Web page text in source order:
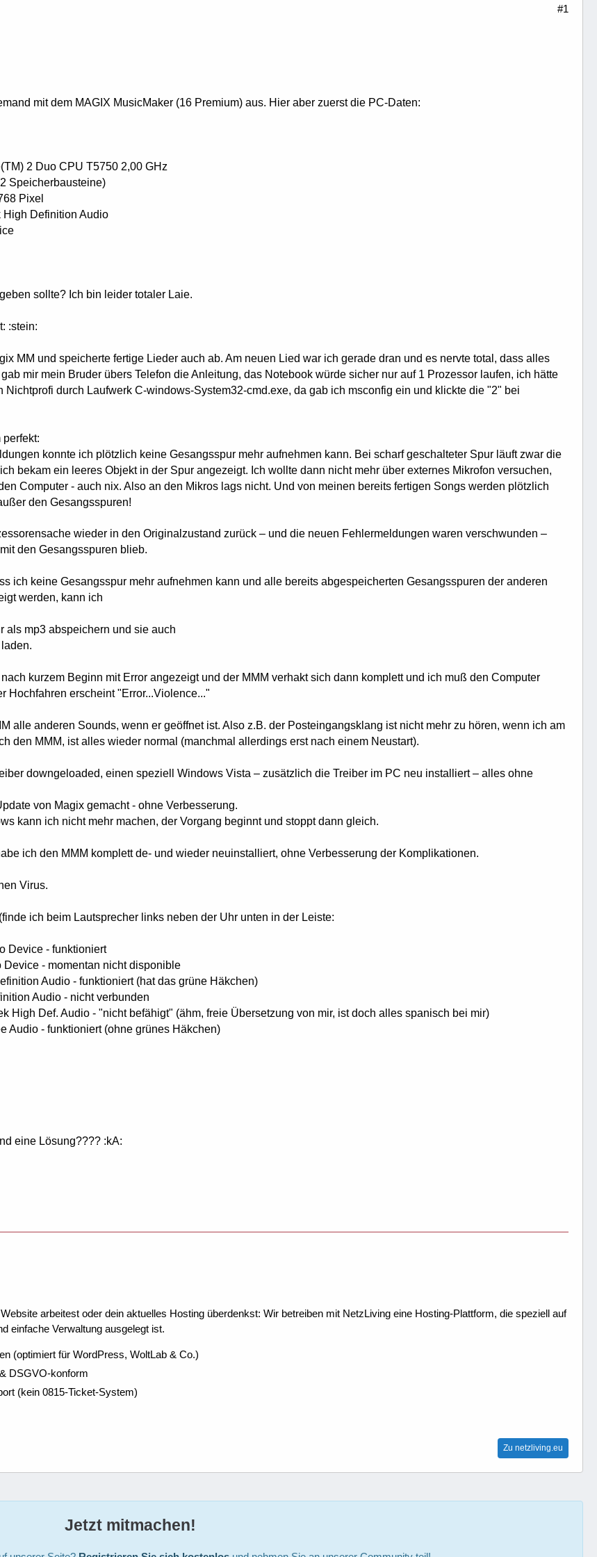
#1
mit dem MAGIX MusicMaker (16 Premium) aus. Hier aber zuerst die PC-Daten:
2 Duo CPU T5750 2,00 GHz
Speicherbausteine)
Pixel
Definition Audio
sollte? Ich bin leider totaler Laie.
:stein:
MM und speicherte fertige Lieder auch ab. Am neuen Lied war ich gerade dran und es nervte total, dass alles
gab mir mein Bruder übers Telefon die Anleitung, das Notebook würde sicher nur auf 1 Prozessor laufen, ich hätte
Nichtprofi durch Laufwerk C-windows-System32-cmd.exe, da gab ich msconfig ein und klickte die "2" bei
konnte ich plötzlich keine Gesangsspur mehr aufnehmen kann. Bei scharf geschalteter Spur läuft zwar die
bekam ein leeres Objekt in der Spur angezeigt. Ich wollte dann nicht mehr über externes Mikrofon versuchen,
Computer - auch nix. Also an den Mikros lags nicht. Und von meinen bereits fertigen Songs werden plötzlich
den Gesangsspuren!
wieder in den Originalzustand zurück – und die neuen Fehlermeldungen waren verschwunden –
den Gesangsspuren blieb.
ich keine Gesangsspur mehr aufnehmen kann und alle bereits abgespeicherten Gesangsspuren der anderen
werden, kann ich
als mp3 abspeichern und sie auch
kurzem Beginn mit Error angezeigt und der MMM verhakt sich dann komplett und ich muß den Computer
Hochfahren erscheint "Error...Violence..."
alle anderen Sounds, wenn er geöffnet ist. Also z.B. der Posteingangsklang ist nicht mehr zu hören, wenn ich am
den MMM, ist alles wieder normal (manchmal allerdings erst nach einem Neustart).
downgeloaded, einen speziell Windows Vista – zusätzlich die Treiber im PC neu installiert – alles ohne
von Magix gemacht - ohne Verbesserung.
kann ich nicht mehr machen, der Vorgang beginnt und stoppt dann gleich.
ich den MMM komplett de- und wieder neuinstalliert, ohne Verbesserung der Komplikationen.
Virus.
ich beim Lautsprecher links neben der Uhr unten in der Leiste:
Device - funktioniert
Device - momentan nicht disponible
Audio - funktioniert (hat das grüne Häkchen)
Audio - nicht verbunden
High Def. Audio - "nicht befähigt" (ähm, freie Übersetzung von mir, ist doch alles spanisch bei mir)
Audio - funktioniert (ohne grünes Häkchen)
eine Lösung???? :kA:
arbeitest oder dein aktuelles Hosting überdenkst: Wir betreiben mit NetzLiving eine Hosting-Plattform, die speziell auf
einfache Verwaltung ausgelegt ist.
(optimiert für WordPress, WoltLab & Co.)
DSGVO-konform
(kein 0815-Ticket-System)
Zu netzliving.eu
Jetzt mitmachen!